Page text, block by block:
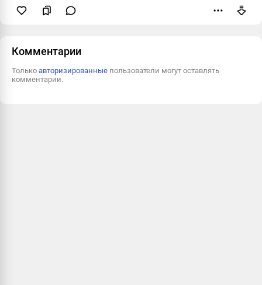
Комментарии
Только авторизированные пользователи могут оставлять
комментарии.